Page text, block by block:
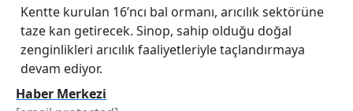
Kentte kurulan 16’ncı bal ormanı, arıcılık sektörüne
taze kan getirecek. Sinop, sahip olduğu doğal
zenginlikleri arıcılık faaliyetleriyle taçlandırmaya
devam ediyor.
Haber Merkezi